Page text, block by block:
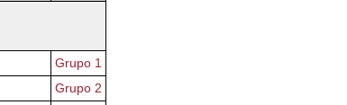
Grupo 1
Grupo 2